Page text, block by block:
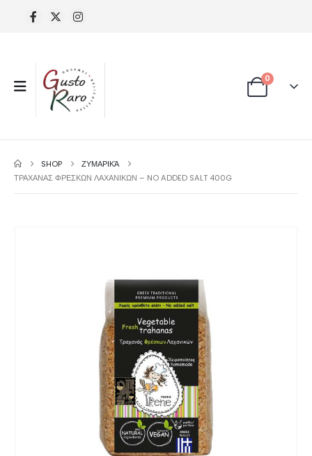
0
SHOP
ΖΥΜΑΡΙΚΆ
ΤΡΑΧΑΝΑΣ ΦΡΕΣΚΩΝ ΛΑΧΑΝΙΚΩΝ – NO ADDED SALT 400G